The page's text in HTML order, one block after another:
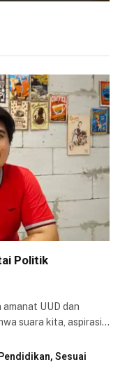
Politik
UUD dan
suara kita, aspirasi…
Sesuai